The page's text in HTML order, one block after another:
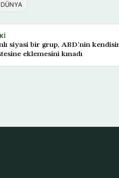
DÜNYA
siyasi bir grup, ABD’nin
eklemesini kınadı